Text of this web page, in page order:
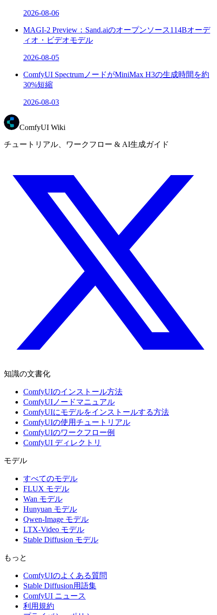
2026-08-06
MAGI-2 Preview：Sand.aiのオープンソース114Bオーデ
ィオ・ビデオモデル
2026-08-05
ComfyUI SpectrumノードがMiniMax H3の生成時間を約
30%短縮
2026-08-03
ComfyUI Wiki
チュートリアル、ワークフロー & AI生成ガイド
知識の文書化
ComfyUIのインストール方法
ComfyUIノードマニュアル
ComfyUIにモデルをインストールする方法
ComfyUIの使用チュートリアル
ComfyUIのワークフロー例
ComfyUI ディレクトリ
モデル
すべてのモデル
FLUX モデル
Wan モデル
Hunyuan モデル
Qwen-Image モデル
LTX-Video モデル
Stable Diffusion モデル
もっと
ComfyUIのよくある質問
Stable Diffusion用語集
ComfyUI ニュース
利用規約